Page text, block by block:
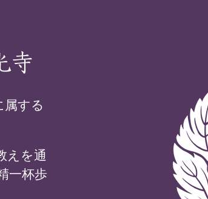
寺
属する
えを通
一杯歩